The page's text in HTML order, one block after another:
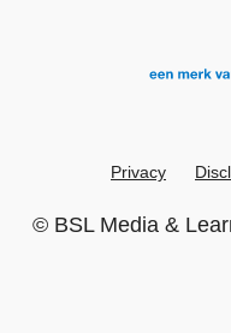
Privacy
© BSL Media &